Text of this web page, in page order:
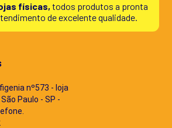
físicas, todos produtos a pronta
de excelente qualidade.
nº573 - loja
Paulo - SP -